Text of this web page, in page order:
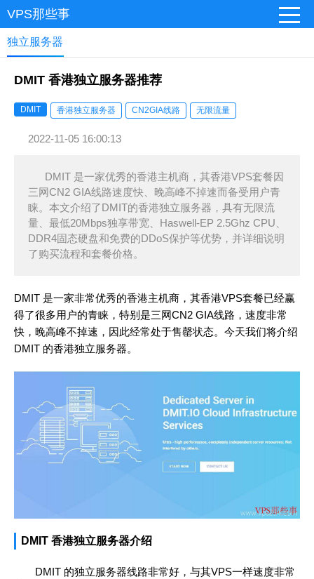
VPS那些事
独立服务器
DMIT 香港独立服务器推荐
DMIT 香港独立服务器 CN2GIA线路 无限流量
2022-11-05 16:00:13
DMIT 是一家优秀的香港主机商，其香港VPS套餐因
三网CN2 GIA线路速度快、晚高峰不掉速而备受用户青
睐。本文介绍了DMIT的香港独立服务器，具有无限流
量、最低20Mbps独享带宽、Haswell-EP 2.5Ghz CPU、
DDR4固态硬盘和免费的DDoS保护等优势，并详细说明
了购买流程和套餐价格。
DMIT 是一家非常优秀的香港主机商，其香港VPS套餐已经赢
得了很多用户的青睐，特别是三网CN2 GIA线路，速度非常
快，晚高峰不掉速，因此经常处于售罄状态。今天我们将介绍
DMIT 的香港独立服务器。
DMIT 香港独立服务器介绍
DMIT 的独立服务器线路非常好，与其VPS一样速度非常